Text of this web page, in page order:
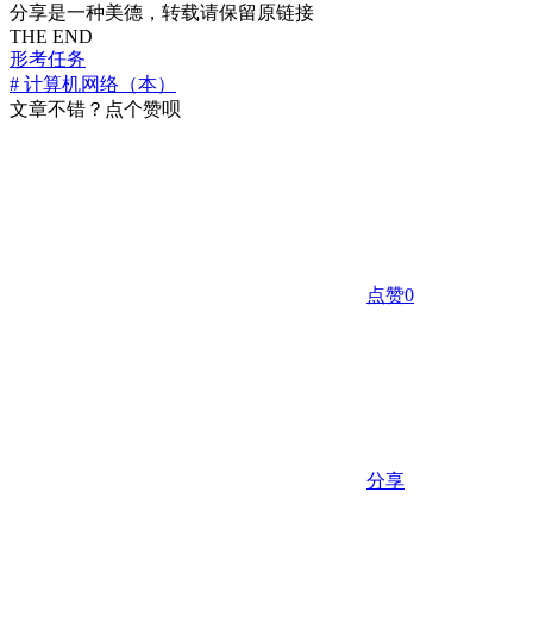
分享是一种美德，转载请保留原链接
THE END
形考任务
# 计算机网络（本）
文章不错？点个赞呗
点赞0
分享